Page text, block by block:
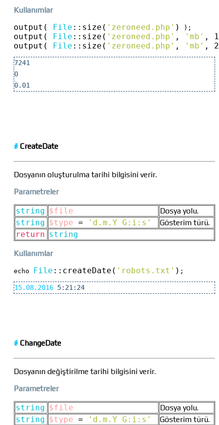
Kullanımlar
output( File :: size( 'zeroneed.php' )
output( File :: size( 'zeroneed.php' , 'mb' ,
output( File :: size( 'zeroneed.php' , 'mb' ,
7241
0
0.01
# CreateDate
Dosyanın oluşturulma tarihi bilgisini verir.
Parametreler
string $file
Dosya yolu.
string $type = 'd.m.Y G:i:s'
Gösterim türü.
return string
Kullanımlar
echo File :: createDate( 'robots.txt' ) ;
15.08.2016 5:21:24
# ChangeDate
Dosyanın değiştirilme tarihi bilgisini verir.
Parametreler
string $file
Dosya yolu.
string $type = 'd.m.Y G:i:s'
Gösterim türü.